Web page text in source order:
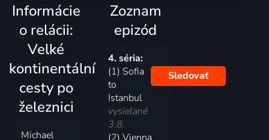
Informácie
o relácii:
Velké
kontinentální
cesty po
železnici
Michael
Zoznam
epizód
4. séria:
(1) Sofia
to
Istanbul
vysielané
3.8.
Sledovať